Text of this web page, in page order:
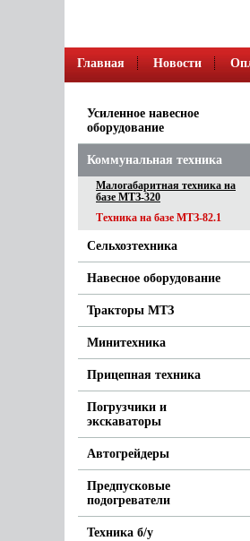
Главная Новости
Усиленное навесное
оборудование
Коммунальная техника
Малогабаритная техника на
базе МТЗ-320
Техника на базе МТЗ-82.1
Сельхозтехника
Навесное оборудование
Тракторы МТЗ
Минитехника
Прицепная техника
Погрузчики и
экскаваторы
Автогрейдеры
Предпусковые
подогреватели
Техника б/у